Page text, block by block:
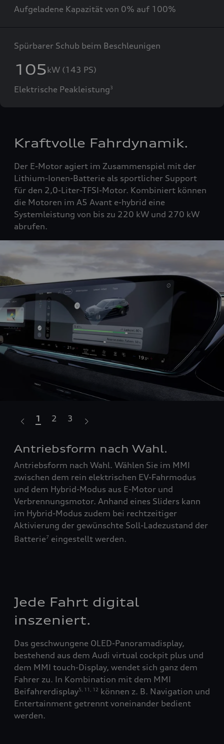
Aufgeladene Kapazität von 0% auf 100%
Spürbarer Schub beim Beschleunigen
105kW (143 PS)
Elektrische Peakleistung3
Kraftvolle Fahrdynamik.
Der E-Motor agiert im Zusammenspiel mit der
Lithium-Ionen-Batterie als sportlicher Support
für den 2,0-Liter-TFSI-Motor. Kombiniert können
die Motoren im A5 Avant e-hybrid eine
Systemleistung von bis zu 220 kW und 270 kW
abrufen.
Antriebsform nach Wahl.
Antriebsform nach Wahl. Wählen Sie im MMI
zwischen dem rein elektrischen EV-Fahrmodus
und dem Hybrid-Modus aus E-Motor und
Verbrennungsmotor. Anhand eines Sliders kann
im Hybrid-Modus zudem bei rechtzeitiger
Aktivierung der gewünschte Soll-Ladezustand der
Batterie7 eingestellt werden.
1 2 3
Jede Fahrt digital
inszeniert.
Das geschwungene OLED-Panoramadisplay,
bestehend aus dem Audi virtual cockpit plus und
dem MMI touch-Display, wendet sich ganz dem
Fahrer zu. In Kombination mit dem MMI
Beifahrerdisplay5 11 12 können z. B. Navigation und
Entertainment getrennt voneinander bedient
werden.